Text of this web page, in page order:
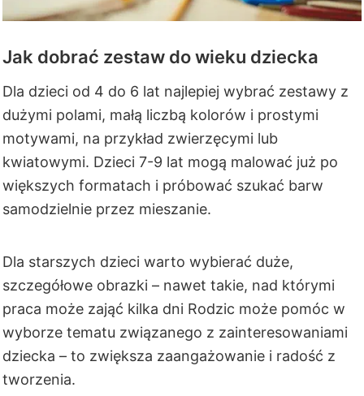
Jak dobrać zestaw do wieku dziecka
Dla dzieci od 4 do 6 lat najlepiej wybrać zestawy z
dużymi polami, małą liczbą kolorów i prostymi
motywami, na przykład zwierzęcymi lub
kwiatowymi. Dzieci 7-9 lat mogą malować już po
większych formatach i próbować szukać barw
samodzielnie przez mieszanie.
Dla starszych dzieci warto wybierać duże,
szczegółowe obrazki – nawet takie, nad którymi
praca może zająć kilka dni Rodzic może pomóc w
wyborze tematu związanego z zainteresowaniami
dziecka – to zwiększa zaangażowanie i radość z
tworzenia.